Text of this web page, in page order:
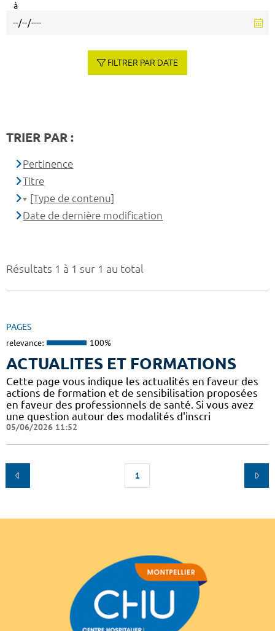
Résultats 1 à 1 sur 1 au total
PAGES
relevance: 100%
ACTUALITES ET FORMATIONS
Cette page vous indique les actualités en faveur des
actions de formation et de sensibilisation proposées
en faveur des professionnels de santé. Si vous avez
une question autour des modalités d'inscri
05/06/2026 11:52
1
à
FILTRER PAR DATE
TRIER PAR :
Pertinence
Titre
[Type de contenu]
Date de dernière modification